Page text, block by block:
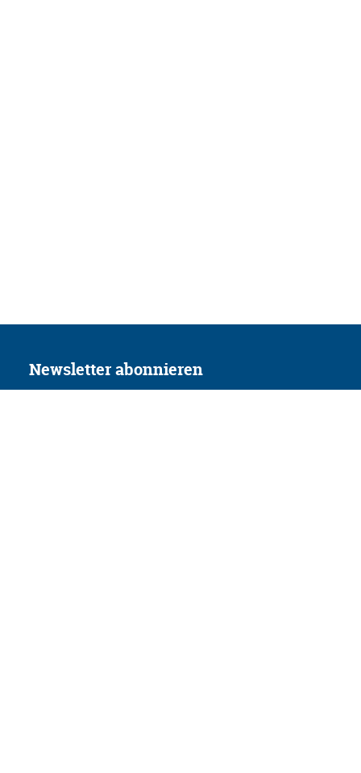
Newsletter abonnieren